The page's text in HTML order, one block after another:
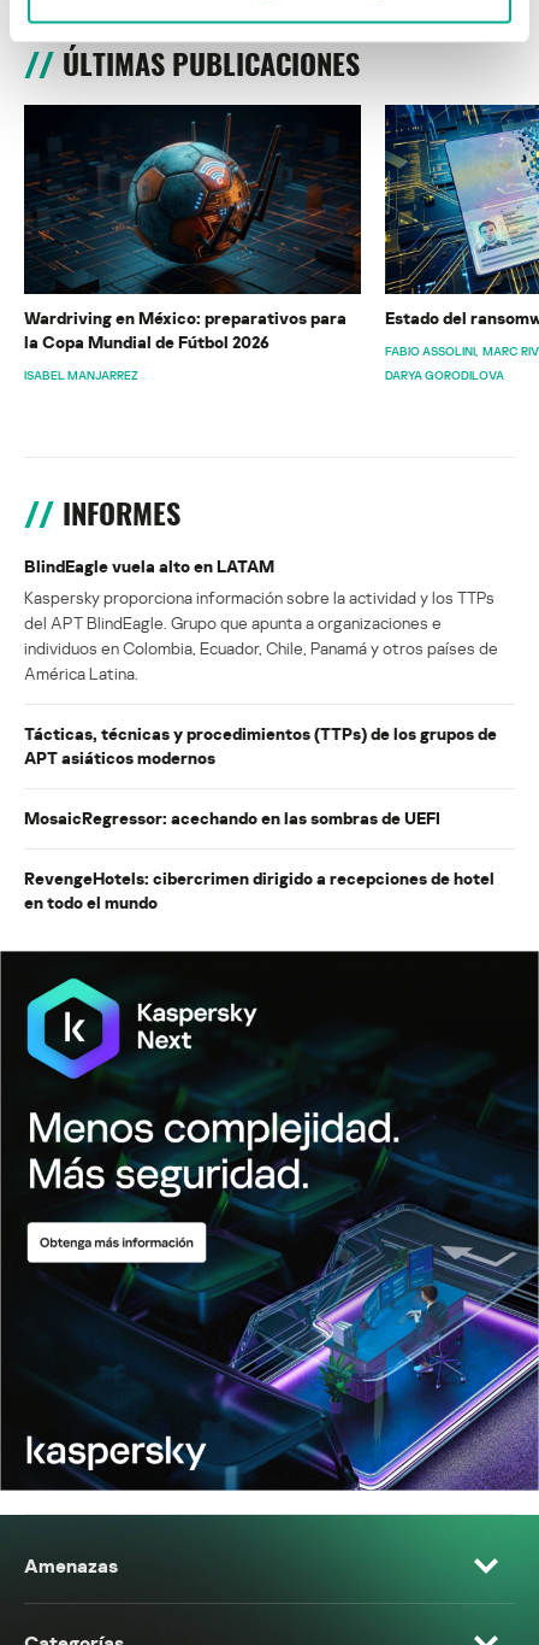
ÚLTIMAS PUBLICACIONES
Wardriving en México: preparativos para
la Copa Mundial de Fútbol 2026
ISABEL MANJARREZ
Estado del
FABIO ASSOLINI MARC
DARYA GORODILOVA
INFORMES
BlindEagle vuela alto en LATAM
Kaspersky proporciona información sobre la actividad y los TTPs
del APT BlindEagle. Grupo que apunta a organizaciones e
individuos en Colombia, Ecuador, Chile, Panamá y otros países de
América Latina.
Tácticas, técnicas y procedimientos (TTPs) de los grupos de
APT asiáticos modernos
MosaicRegressor: acechando en las sombras de UEFI
RevengeHotels: cibercrimen dirigido a recepciones de hotel
en todo el mundo
Amenazas